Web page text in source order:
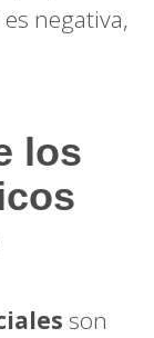
negativa,
los
son